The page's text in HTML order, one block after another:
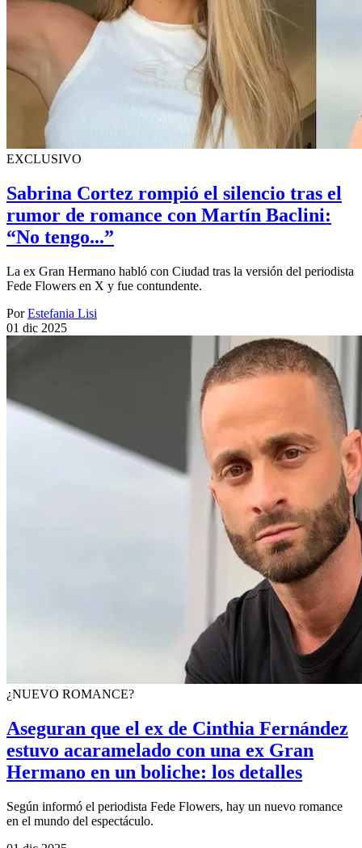
EXCLUSIVO
Sabrina Cortez rompió el silencio tras el
rumor de romance con Martín Baclini:
“No tengo...”
La ex Gran Hermano habló con Ciudad tras la versión del periodista
Fede Flowers en X y fue contundente.
PorEstefania Lisi
01 dic 2025
¿NUEVO ROMANCE?
Aseguran que el ex de Cinthia Fernández
estuvo acaramelado con una ex Gran
Hermano en un boliche: los detalles
Según informó el periodista Fede Flowers, hay un nuevo romance
en el mundo del espectáculo.